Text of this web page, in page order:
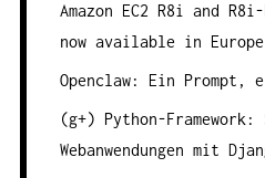
Amazon EC2 R8i and
now available in
Openclaw: Ein Prompt,
(g+) Python-
Webanwendungen mit